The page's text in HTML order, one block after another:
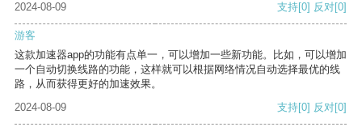
2024-08-09 支持[0] 反对[0]
游客
这款加速器app的功能有点单一，可以增加一些新功能。比如，可以增加
一个自动切换线路的功能，这样就可以根据网络情况自动选择最优的线
路，从而获得更好的加速效果。
2024-08-09
支持[0] 反对[0]